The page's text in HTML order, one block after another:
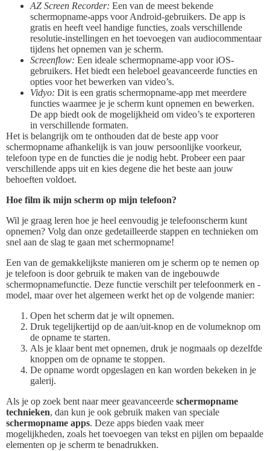
AZ Screen Recorder: Een van de meest bekende
schermopname-apps voor Android-gebruikers. De app is
gratis en heeft veel handige functies, zoals verschillende
resolutie-instellingen en het toevoegen van audiocommentaar
tijdens het opnemen van je scherm.
Screenflow: Een ideale schermopname-app voor iOS-
gebruikers. Het biedt een heleboel geavanceerde functies en
opties voor het bewerken van video’s.
Vidyo: Dit is een gratis schermopname-app met meerdere
functies waarmee je je scherm kunt opnemen en bewerken.
De app biedt ook de mogelijkheid om video’s te exporteren
in verschillende formaten.
Het is belangrijk om te onthouden dat de beste app voor
schermopname afhankelijk is van jouw persoonlijke voorkeur,
telefoon type en de functies die je nodig hebt. Probeer een paar
verschillende apps uit en kies degene die het beste aan jouw
behoeften voldoet.
Hoe film ik mijn scherm op mijn telefoon?
Wil je graag leren hoe je heel eenvoudig je telefoonscherm kunt
opnemen? Volg dan onze gedetailleerde stappen en technieken om
snel aan de slag te gaan met schermopname!
Een van de gemakkelijkste manieren om je scherm op te nemen op
je telefoon is door gebruik te maken van de ingebouwde
schermopnamefunctie. Deze functie verschilt per telefoonmerk en -
model, maar over het algemeen werkt het op de volgende manier:
Open het scherm dat je wilt opnemen.
Druk tegelijkertijd op de aan/uit-knop en de volumeknop om
de opname te starten.
Als je klaar bent met opnemen, druk je nogmaals op dezelfde
knoppen om de opname te stoppen.
De opname wordt opgeslagen en kan worden bekeken in je
galerij.
Als je op zoek bent naar meer geavanceerde schermopname
technieken, dan kun je ook gebruik maken van speciale
schermopname apps. Deze apps bieden vaak meer
mogelijkheden, zoals het toevoegen van tekst en pijlen om bepaalde
elementen op je scherm te benadrukken.